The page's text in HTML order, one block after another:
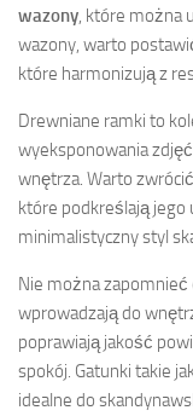
wazony, które można
wazony, warto
które harmonizują z
Drewniane ramki to
wyeksponowania
wnętrza. Warto
które podkreślają jego
minimalistyczny styl
Nie można zapomnieć
wprowadzają do
poprawiają jakość
spokój. Gatunki takie
idealne do